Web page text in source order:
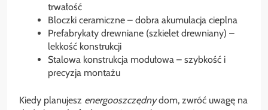
trwałość
Bloczki ceramiczne – dobra akumulacja cieplna
Prefabrykaty drewniane (szkielet drewniany) –
lekkość konstrukcji
Stalowa konstrukcja modułowa – szybkość i
precyzja montażu
Kiedy planujesz energooszczędnydom, zwróć uwagę na